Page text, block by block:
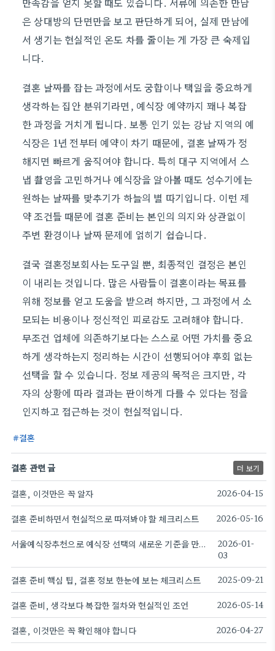
은 상대방의 단면만을 보고 판단하게 되어, 실제 만남에
서 생기는 현실적인 온도 차를 줄이는 게 가장 큰 숙제입
니다.
결혼 날짜를 잡는 과정에서도 궁합이나 택일을 중요하게
생각하는 집안 분위기라면, 예식장 예약까지 꽤나 복잡
한 과정을 거치게 됩니다. 보통 인기 있는 강남 지역의 예
식장은 1년 전부터 예약이 차기 때문에, 결혼 날짜가 정
해지면 빠르게 움직여야 합니다. 특히 대구 지역에서 스
냅 촬영을 고민하거나 예식장을 알아볼 때도 성수기에는
원하는 날짜를 맞추기가 하늘의 별 따기입니다. 이런 제
약 조건들 때문에 결혼 준비는 본인의 의지와 상관없이
주변 환경이나 날짜 문제에 얽히기 쉽습니다.
결국 결혼정보회사는 도구일 뿐, 최종적인 결정은 본인
이 내리는 것입니다. 많은 사람들이 결혼이라는 목표를
위해 정보를 얻고 도움을 받으려 하지만, 그 과정에서 소
모되는 비용이나 정신적인 피로감도 고려해야 합니다.
무조건 업체에 의존하기보다는 스스로 어떤 가치를 중요
하게 생각하는지 정리하는 시간이 선행되어야 후회 없는
선택을 할 수 있습니다. 정보 제공의 목적은 크지만, 각
자의 상황에 따라 결과는 판이하게 다를 수 있다는 점을
인지하고 접근하는 것이 현실적입니다.
결혼
결혼 관련 글 더 보기
결혼, 이것만은 꼭 알자 2026-04-15
결혼 준비하면서 현실적으로 따져봐야 할 체크리스트 2026-05-16
서울예식장추천으로 예식장 선택의 새로운 기준을 만들다
2026-01-
03
결혼 준비 핵심 팁, 결혼 정보 한눈에 보는 체크리스트 2025-09-21
결혼 준비, 생각보다 복잡한 절차와 현실적인 조언 2026-05-14
결혼, 이것만은 꼭 확인해야 합니다 2026-04-27